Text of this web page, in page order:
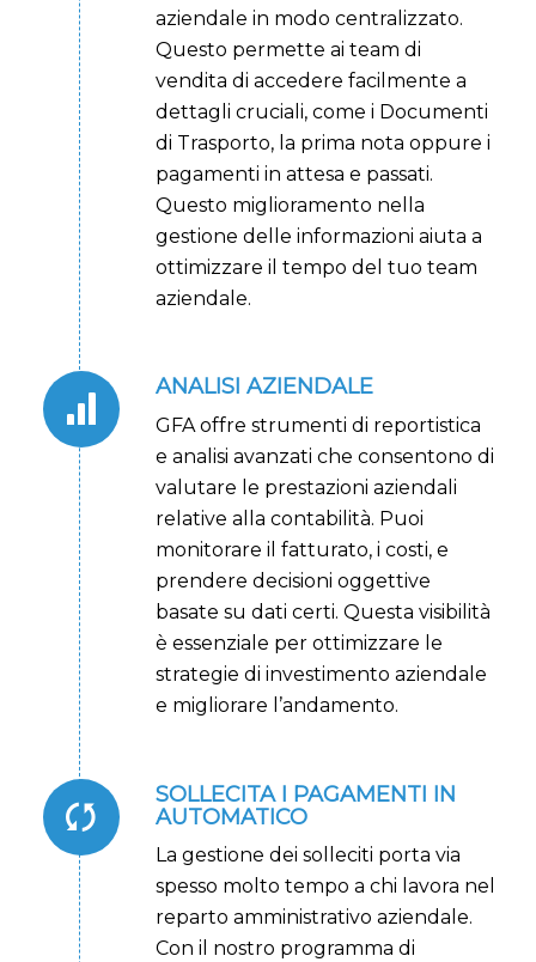
aziendale in modo centralizzato.
Questo permette ai team di
vendita di accedere facilmente a
dettagli cruciali, come i Documenti
di Trasporto, la prima nota oppure i
pagamenti in attesa e passati.
Questo miglioramento nella
gestione delle informazioni aiuta a
ottimizzare il tempo del tuo team
aziendale.
ANALISI AZIENDALE
GFA offre strumenti di reportistica
e analisi avanzati che consentono di
valutare le prestazioni aziendali
relative alla contabilità. Puoi
monitorare il fatturato, i costi, e
prendere decisioni oggettive
basate su dati certi. Questa visibilità
è essenziale per ottimizzare le
strategie di investimento aziendale
e migliorare l’andamento.
SOLLECITA I PAGAMENTI IN
AUTOMATICO
La gestione dei solleciti porta via
spesso molto tempo a chi lavora nel
reparto amministrativo aziendale.
Con il nostro programma di